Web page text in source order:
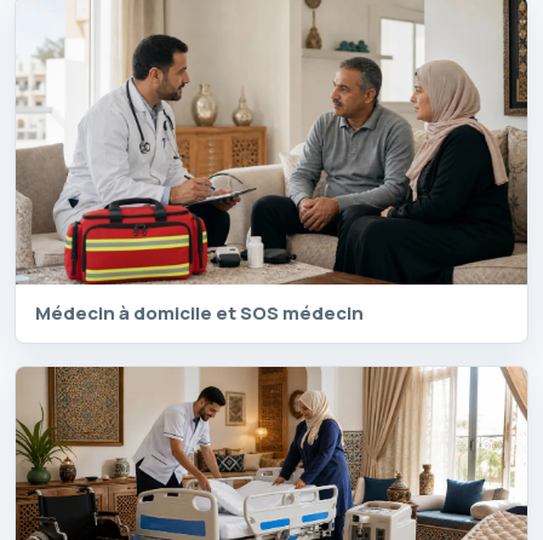
Médecin à domicile et SOS médecin